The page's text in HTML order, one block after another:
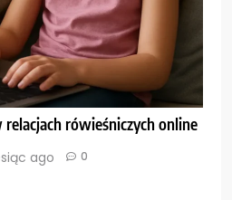
relacjach rówieśniczych online
ago 0